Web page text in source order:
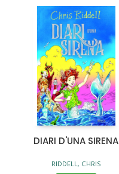
DIARI D'UNA SIRENA
RIDDELL, CHRIS